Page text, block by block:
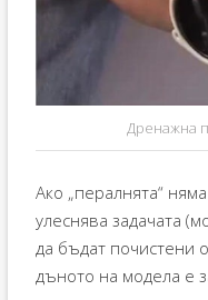
Дренажна
Ако „пералнята“
улеснява задачата
да бъдат почистени
дъното на модела е